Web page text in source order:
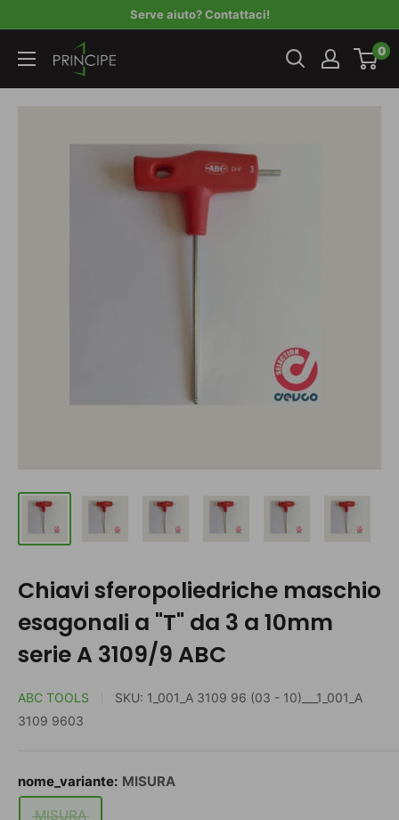
contenuto
Serve aiuto? Contattaci!
Principe 0
Chiavi sferopoliedriche maschio
esagonali a "T" da 3 a 10mm
serie A 3109/9 ABC
ABC TOOLS SKU: 1_001_A 3109 96 (03 - 10)___1_001_A
3109 9603
nome_variante: MISURA
MISURA